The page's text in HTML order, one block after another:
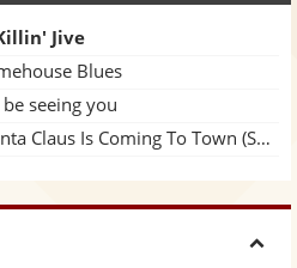
Jive
Blues
seeing you
Is Coming To Town (Swing Version)